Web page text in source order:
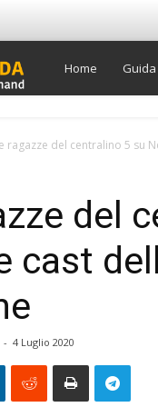
Super
Home Guida
ragazze del centralino 5 su
del
cast
- 4 Luglio 2020